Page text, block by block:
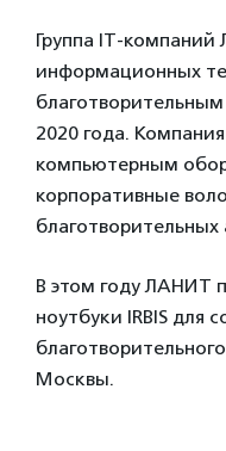
Группа IT-
информационных
2020 года.
компьютерным
корпоративные
В этом году ЛАНИТ
ноутбуки IRBIS для
Москвы.